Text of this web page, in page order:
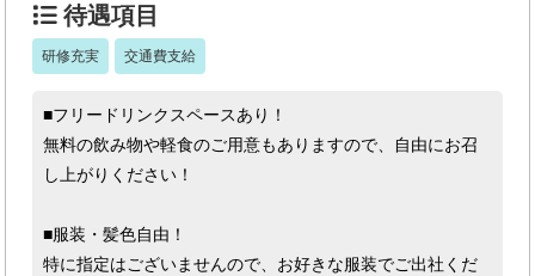
待遇項目
研修充実 交通費支給
■フリードリンクスペースあり！
無料の飲み物や軽食のご用意もありますので、自由にお召
し上がりください！
■服装・髪色自由！
特に指定はございませんので、お好きな服装でご出社くだ